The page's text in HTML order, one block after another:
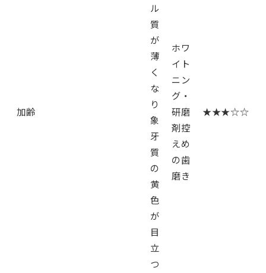
加齢
ル
質
が
薄
く
な
り
象
牙
質
の
黄
色
が
目
立
つ
ホワ
イト
ニン
グ・
研磨
剤控
えめ
の歯
磨き
★★★☆☆